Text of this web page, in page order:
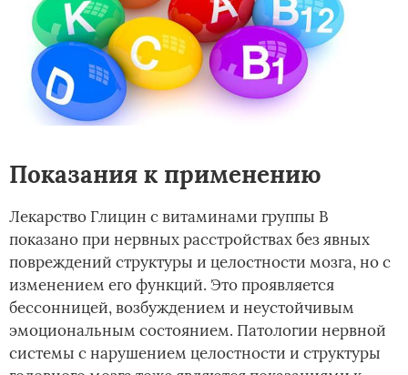
Показания к применению
Лекарство Глицин с витаминами группы В
показано при нервных расстройствах без явных
повреждений структуры и целостности мозга, но с
изменением его функций. Это проявляется
бессонницей, возбуждением и неустойчивым
эмоциональным состоянием. Патологии нервной
системы с нарушением целостности и структуры